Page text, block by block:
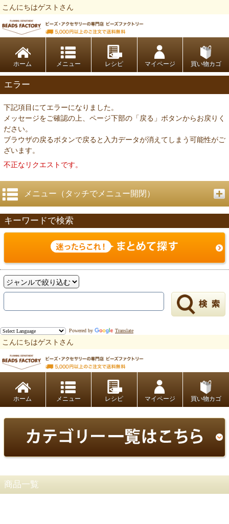
こんにちはゲストさん
ホーム レシピ マイページ 買い物カゴ
エラー
下記項目にてエラーになりました。
メッセージをご確認の上、ページ下部の「戻る」ボタンからお戻りく
ださい。
ブラウザの戻るボタンで戻ると入力データが消えてしまう可能性がご
ざいます。
不正なリクエストです。
メニュー（タッチでメニュー開閉）
キーワードで検索
Powered by Translate
こんにちはゲストさん
ホーム レシピ マイページ 買い物カゴ
商品一覧